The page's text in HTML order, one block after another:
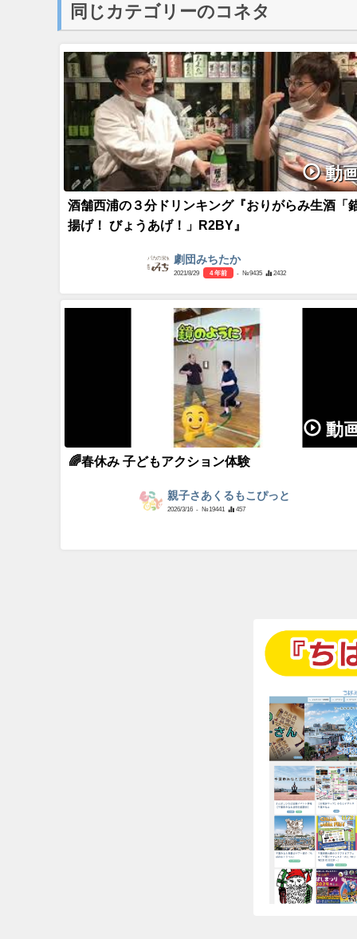
同じカテゴリーのコネタ
動
酒舗西浦の３分ドリンキング『おりがらみ生酒「
揚げ！ びょうあげ！」R2BY』
劇団みちたか
2021/8/29 4 年前 - №9435 2432
動
🌈春休み 子どもアクション体験
親子さあくるもこぴっと
2026/3/16 - №19441 457